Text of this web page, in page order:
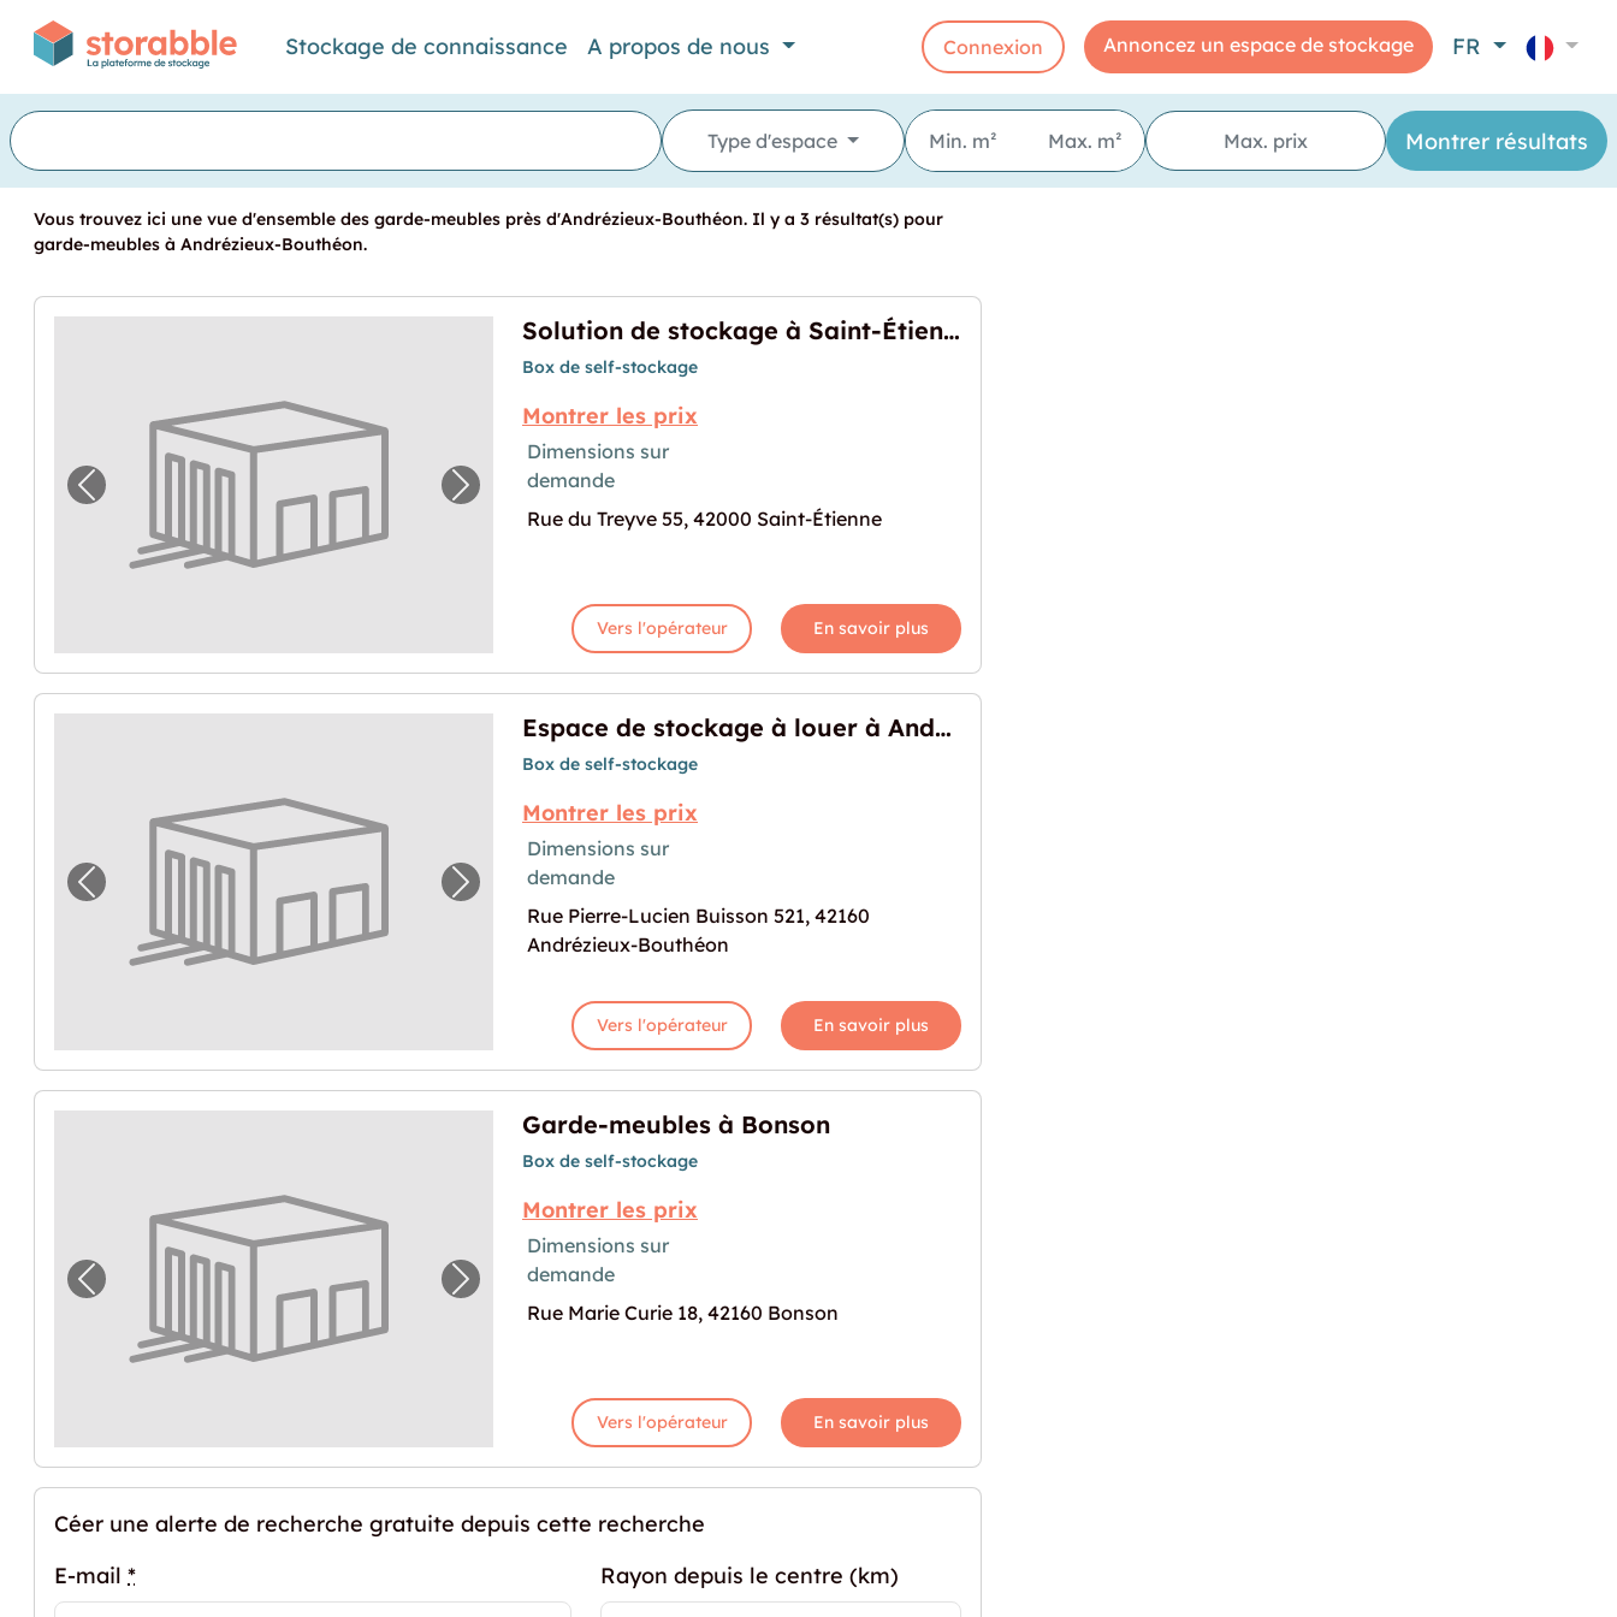
Stockage de connaissance A propos de nous Connexion Annoncez un espace de stockage FR
Type d'espace
Vous trouvez ici une vue d'ensemble des garde-meubles près d'Andrézieux-Bouthéon. Il y a 3 résultat(s) pour
garde-meubles à Andrézieux-Bouthéon.
Image précédente pour "Solution de stockage à Saint-Étienne"Image prochaine pour "Solution de stockage à Saint-Étienne"
Solution de stockage à Saint-Étienne
Box de self-stockage
Montrer les prix
Dimensions sur
demande
Rue du Treyve 55, 42000 Saint-Étienne
Vers l'opérateur En savoir plus
Image précédente pour "Espace de stockage à louer à Andrézieux-Bouthéon"
Image prochaine pour "Espace de stockage à louer à Andrézieux-Bouthéon"
Espace de stockage à louer à Andrézieux-Bouthéon
Box de self-stockage
Montrer les prix
Dimensions sur
demande
Rue Pierre-Lucien Buisson 521, 42160
Andrézieux-Bouthéon
Vers l'opérateur En savoir plus
Image précédente pour "Garde-meubles à Bonson"Image prochaine pour "Garde-meubles à Bonson"
Garde-meubles à Bonson
Box de self-stockage
Montrer les prix
Dimensions sur
demande
Rue Marie Curie 18, 42160 Bonson
Vers l'opérateur En savoir plus
Céer une alerte de recherche gratuite depuis cette recherche
E-mail * Rayon depuis le centre (km)